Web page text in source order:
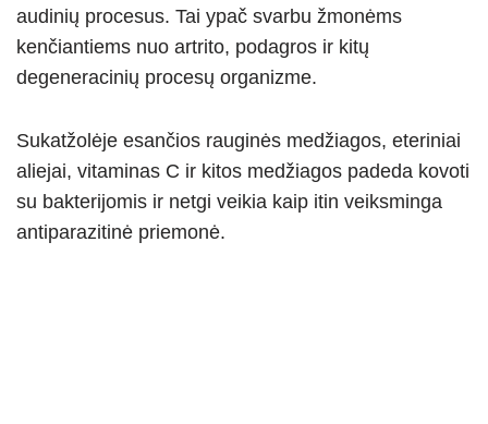
audinių procesus. Tai ypač svarbu žmonėms
kenčiantiems nuo artrito, podagros ir kitų
degeneracinių procesų organizme.
Sukatžolėje esančios rauginės medžiagos, eteriniai
aliejai, vitaminas C ir kitos medžiagos padeda kovoti
su bakterijomis ir netgi veikia kaip itin veiksminga
antiparazitinė priemonė.